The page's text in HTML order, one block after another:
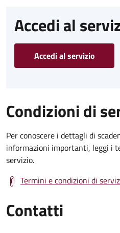
Accedi al
Accedi al servizio
Condizioni di
Per conoscere i dettagli di
informazioni importanti, leggi i
servizio.
Termini e condizioni di
Contatti